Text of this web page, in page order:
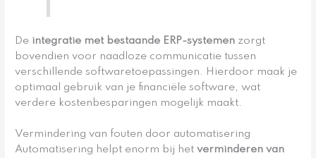
De integratie met bestaande ERP-systemen zorgt
bovendien voor naadloze communicatie tussen
verschillende softwaretoepassingen. Hierdoor maak je
optimaal gebruik van je financiële software, wat
verdere kostenbesparingen mogelijk maakt.
Vermindering van fouten door automatisering
Automatisering helpt enorm bij hetverminderen van